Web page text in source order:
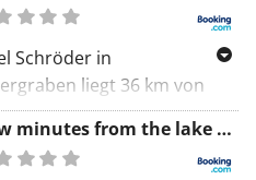
Schröder in
liegt 36 km von
Circuit Spa-
entfernt und bietet
mit einem Garten,
Luxurious chalet at a few minutes from the lake of B tgenbach and the High Fens